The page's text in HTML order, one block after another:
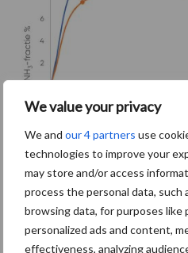
We value your privacy
We and our 4 partners use
technologies to improve your
may store and/or access
process the personal data, such
browsing data, for purposes like
personalized ads and content,
effectiveness, analyzing
Door oa. de combinatie van meer
ammoniakfractie is het kuilvoer
van de koeien wordt verhoogd.
graskuilen het optreden van
het gebruik van 1188. Door de